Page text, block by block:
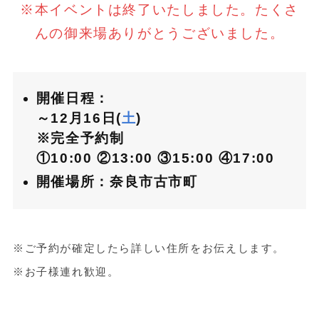
※本イベントは終了いたしました。たくさ
んの御来場ありがとうございました。
開催日程：
～12月16日(土)
※完全予約制
①10:00 ②13:00 ③15:00 ④17:00
開催場所：奈良市古市町
※ご予約が確定したら詳しい住所をお伝えします。
※お子様連れ歓迎。